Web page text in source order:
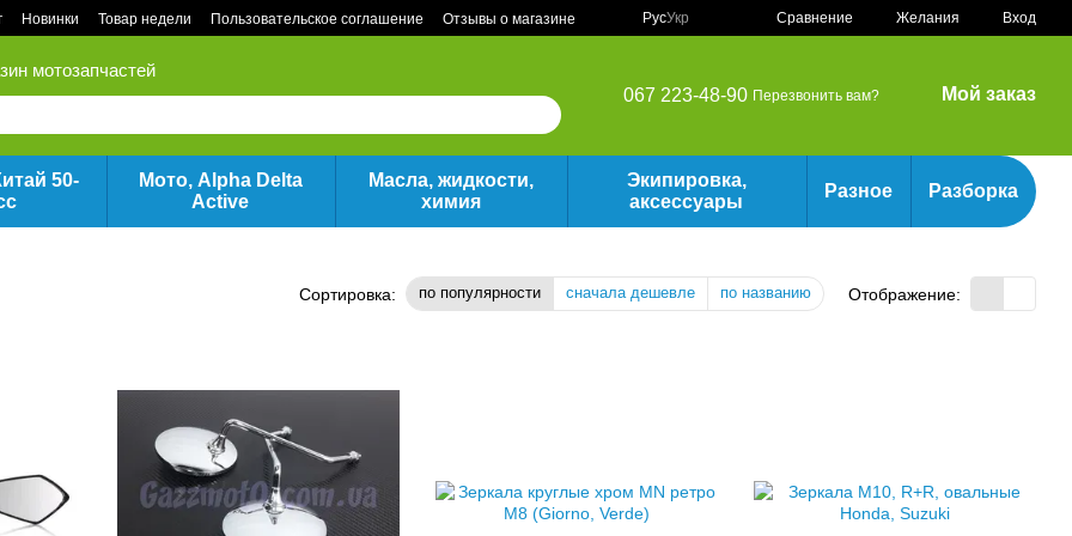
Новинки Товар недели Пользовательское соглашение Отзывы о магазине РусУкр Сравнение Желания Вход
мотозапчастей
067 223-48-90 Перезвонить вам? Мой заказ
50-
Мото, Alpha Delta
Active
Масла, жидкости,
химия
Экипировка,
аксессуары
Разное Разборка
Сортировка: по популярности сначала дешевле по названию Отображение: